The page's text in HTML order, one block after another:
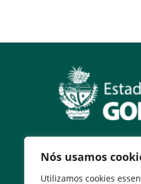
Nós usamos
Utilizamos cookies
Serviços